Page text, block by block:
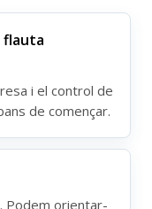
flauta
i el control de
de començar.
Podem orientar-